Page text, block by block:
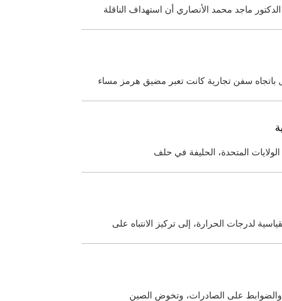
ماجد محمد الأنصاري أن استهداف الناقلة
سفن تجارية كانت تعبر مضيق ‌هرمز مساء
المتحدة، الحليفة في حلف
لدرجات الحرارة، إلى تركيز الانتباه على
والضوابط على الصادرات، وتخوض الصين